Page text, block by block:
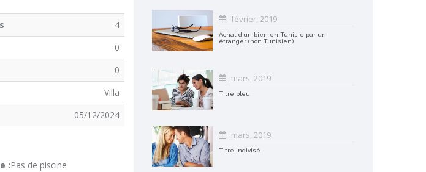
4
0
0
Villa
05/12/2024
:Pas de piscine
février, 2019
Achat d’un bien en Tunisie par un
étranger (non Tunisien)
mars, 2019
Titre bleu
mars, 2019
Titre indivisé